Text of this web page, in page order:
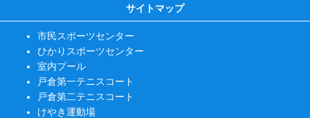
サイトマップ
市民スポーツセンター
ひかりスポーツセンター
室内プール
戸倉第一テニスコート
戸倉第二テニスコート
けやき運動場